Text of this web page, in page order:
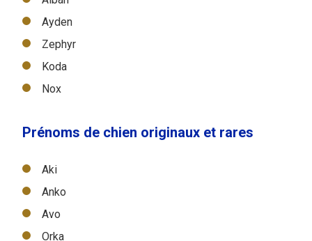
Ayden
Zephyr
Koda
Nox
Prénoms de chien originaux et rares
Aki
Anko
Avo
Orka